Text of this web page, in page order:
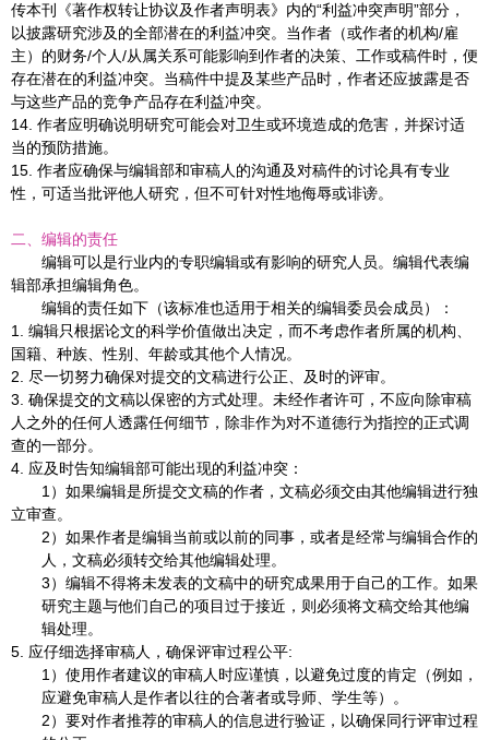
传本刊《著作权转让协议及作者声明表》内的“利益冲突声明”部分，
以披露研究涉及的全部潜在的利益冲突。当作者（或作者的机构/雇
主）的财务/个人/从属关系可能影响到作者的决策、工作或稿件时，便
存在潜在的利益冲突。当稿件中提及某些产品时，作者还应披露是否
与这些产品的竞争产品存在利益冲突。
14. 作者应明确说明研究可能会对卫生或环境造成的危害，并探讨适
当的预防措施。
15. 作者应确保与编辑部和审稿人的沟通及对稿件的讨论具有专业
性，可适当批评他人研究，但不可针对性地侮辱或诽谤。
二、编辑的责任
编辑可以是行业内的专职编辑或有影响的研究人员。编辑代表编
辑部承担编辑角色。
编辑的责任如下（该标准也适用于相关的编辑委员会成员）：
1. 编辑只根据论文的科学价值做出决定，而不考虑作者所属的机构、
国籍、种族、性别、年龄或其他个人情况。
2. 尽一切努力确保对提交的文稿进行公正、及时的评审。
3. 确保提交的文稿以保密的方式处理。未经作者许可，不应向除审稿
人之外的任何人透露任何细节，除非作为对不道德行为指控的正式调
查的一部分。
4. 应及时告知编辑部可能出现的利益冲突：
1 ）如果编辑是所提交文稿的作者，文稿必须交由其他编辑进行独
立审查。
2）如果作者是编辑当前或以前的同事，或者是经常与编辑合作的
人，文稿必须转交给其他编辑处理。
3）编辑不得将未发表的文稿中的研究成果用于自己的工作。如果
研究主题与他们自己的项目过于接近，则必须将文稿交给其他编
辑处理。
5. 应仔细选择审稿人，确保评审过程公平:
1 ）使用作者建议的审稿人时应谨慎，以避免过度的肯定（例如，
应避免审稿人是作者以往的合著者或导师、学生等）。
2）要对作者推荐的审稿人的信息进行验证，以确保同行评审过程